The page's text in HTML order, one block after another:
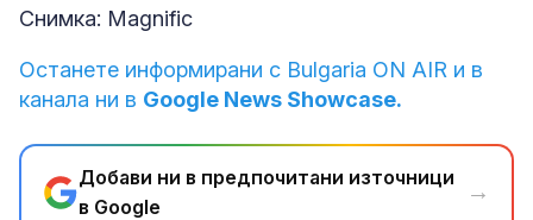
Снимка: Magnific
Останете информирани с Bulgaria ON AIR и в
канала ни в Google News Showcase.
Добави ни в предпочитани източници
в Google
→